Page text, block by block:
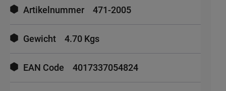
Informationen
Artikelnummer 471-2005
Gewicht 4.70 Kgs
EAN Code 4017337054824